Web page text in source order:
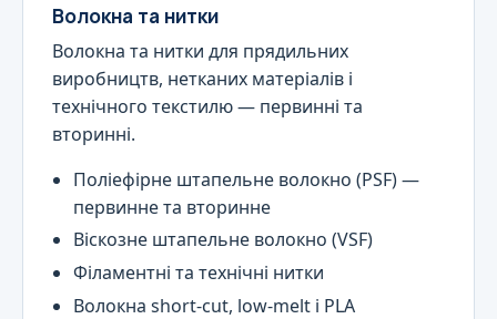
Волокна та нитки
Волокна та нитки для прядильних
виробництв, нетканих матеріалів і
технічного текстилю — первинні та
вторинні.
Поліефірне штапельне волокно (PSF) —
первинне та вторинне
Віскозне штапельне волокно (VSF)
Філаментні та технічні нитки
Волокна short-cut, low-melt і PLA